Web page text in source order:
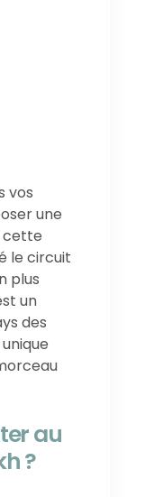
vos
une
cette
le circuit
plus
un
des
au
?